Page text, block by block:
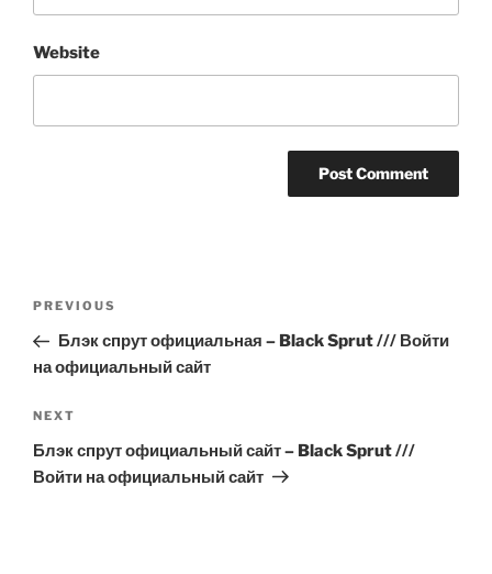
Website
Previous
Post
PREVIOUS
Блэк спрут официальная – Black Sprut /// Войти
на официальный сайт
Next
Post
NEXT
Блэк спрут официальный сайт – Black Sprut ///
Войти на официальный сайт